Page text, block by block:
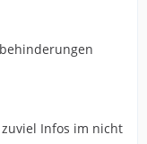
Infos im nicht